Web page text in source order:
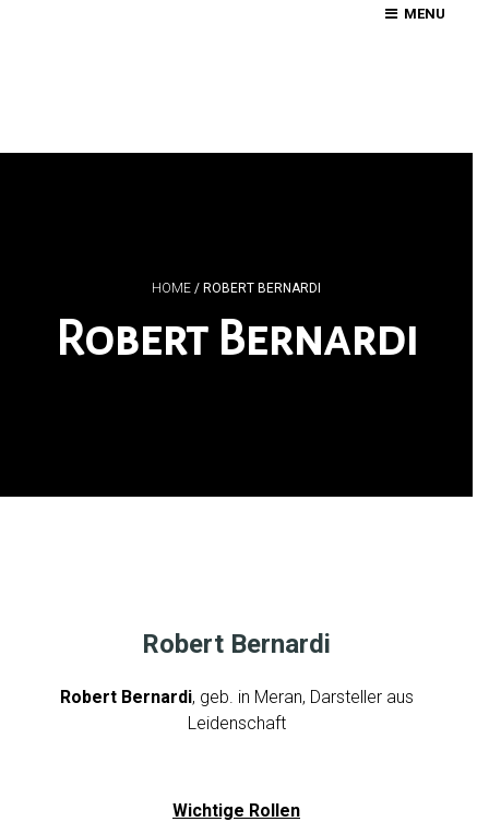
MENU
HOME / ROBERT BERNARDI
Robert Bernardi
Robert Bernardi
Robert Bernardi, geb. in Meran, Darsteller aus
Leidenschaft
Wichtige Rollen